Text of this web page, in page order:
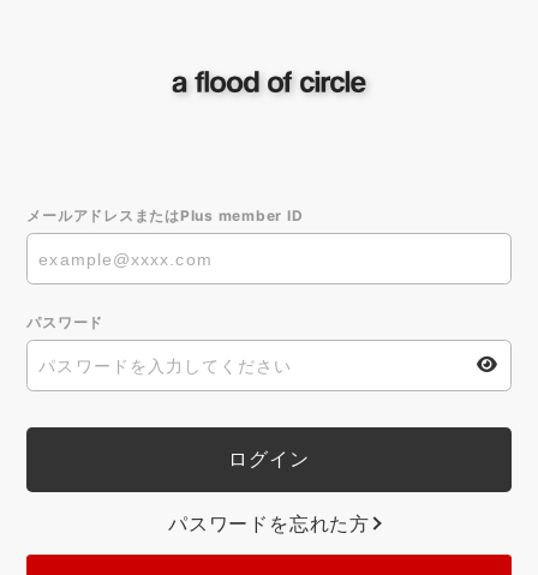
メールアドレスまたはPlus member ID
パスワード
パスワードを忘れた方